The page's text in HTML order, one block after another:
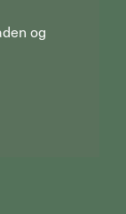
og